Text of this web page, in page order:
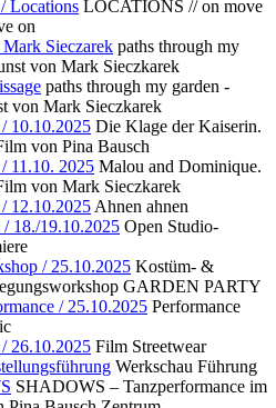
Locations LOCATIONS // on move
on
Sieczarek paths through my
von Mark Sieczkarek
paths through my garden -
von Mark Sieczkarek
10.10.2025 Die Klage der Kaiserin.
von Pina Bausch
11.10. 2025 Malou and Dominique.
von Mark Sieczkarek
12.10.2025 Ahnen ahnen
/ 18./19.10.2025 Open Studio-
/ 25.10.2025 Kostüm- &
GARDEN PARTY
/ 25.10.2025 Performance
26.10.2025 Film Streetwear
Werkschau Führung
SHADOWS – Tanzperformance im